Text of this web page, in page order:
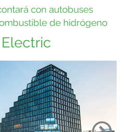
con autobuses
de hidrógeno